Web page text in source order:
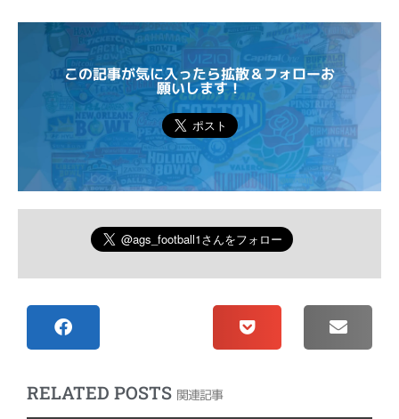
この記事が気に入ったら拡散＆フォローお
願いします！
RELATED POSTS 関連記事